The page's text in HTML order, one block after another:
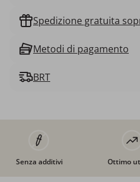
Spedizione gratuita
Metodi di pagamento
BRT
Senza additivi Ottimo